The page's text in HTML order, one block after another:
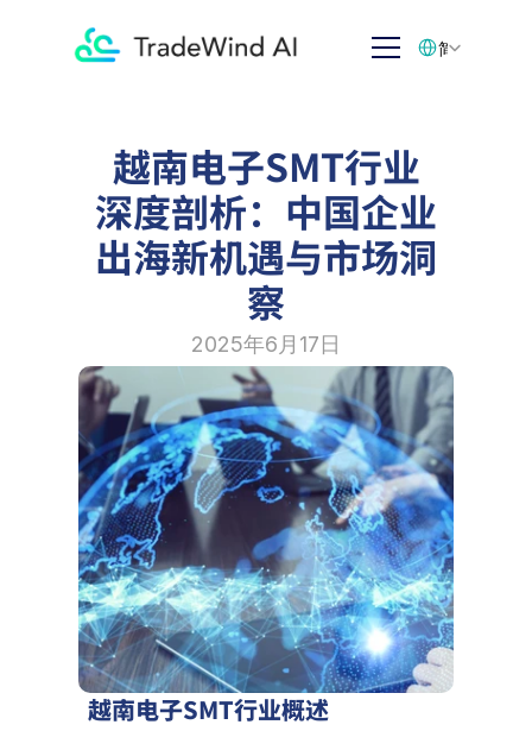
越南电子SMT行业
深度剖析：中国企业
出海新机遇与市场洞
察
2025年6月17日
越南电子SMT行业概述
简体中文